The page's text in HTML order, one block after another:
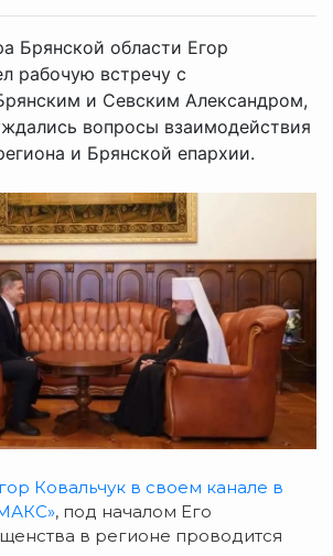
Брянской области Егор
рабочую встречу с
и Севским Александром,
вопросы взаимодействия
и Брянской епархии.
Ковальчук в своем канале в
, под началом Его
в регионе проводится